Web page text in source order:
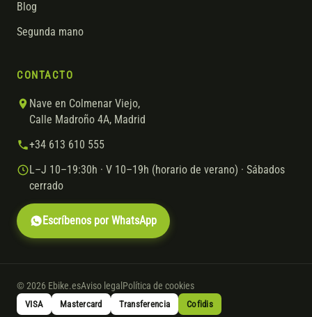
Blog
Segunda mano
CONTACTO
Nave en Colmenar Viejo,
Calle Madroño 4A, Madrid
+34 613 610 555
L–J 10–19:30h · V 10–19h (horario de verano) · Sábados
cerrado
Escríbenos por WhatsApp
© 2026 Ebike.esAviso legal Política de cookies
VISA Mastercard Transferencia Cofidis